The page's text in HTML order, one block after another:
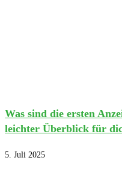
Was sind die ersten
leichter Überblick für
5. Juli 2025